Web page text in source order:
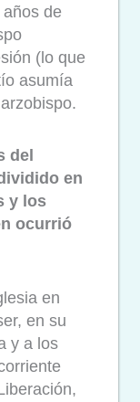
de
(lo que
asumía
del
en
y los
ocurrió
en
en su
y a los